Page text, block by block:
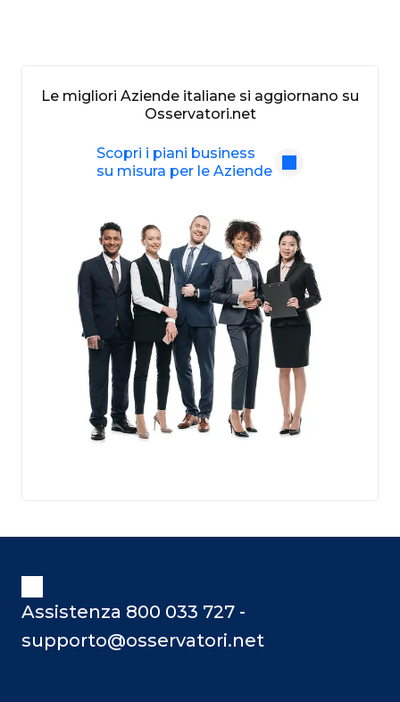
Le migliori Aziende italiane si aggiornano su
Osservatori.net
Scopri i piani business
su misura per le Aziende
Assistenza 800 033 727 -
supporto@osservatori.net